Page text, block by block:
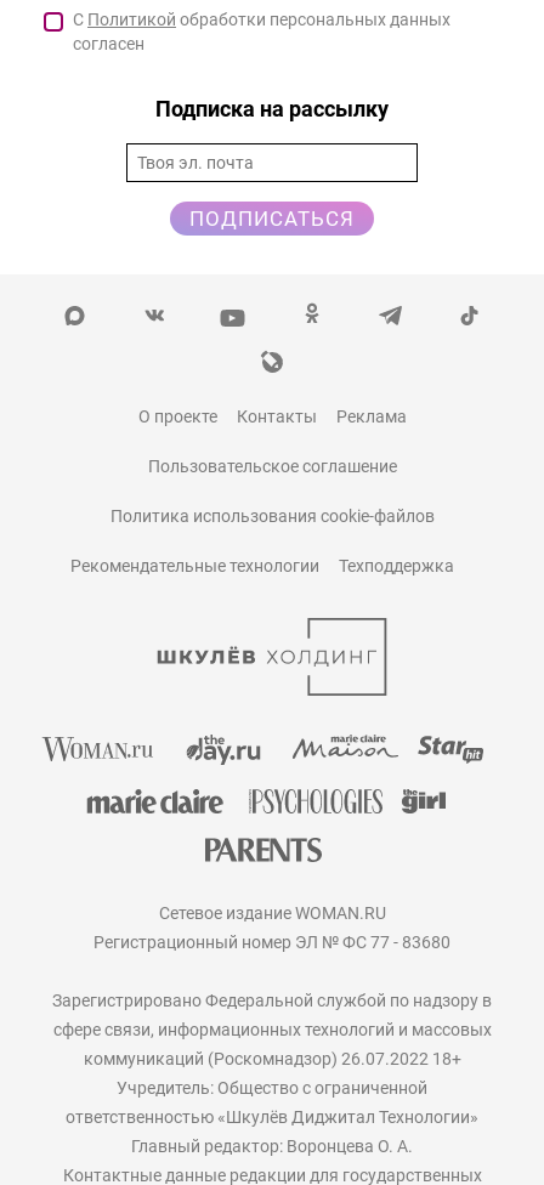
С Политикой обработки персональных данных
согласен
Подписка на рассылку
ПОДПИСАТЬСЯ
О проекте Контакты Реклама
Пользовательское соглашение
Политика использования cookie-файлов
Рекомендательные технологии Техподдержка
Сетевое издание WOMAN.RU
Регистрационный номер ЭЛ № ФС 77 - 83680
Зарегистрировано Федеральной службой по надзору в
сфере связи, информационных технологий и массовых
коммуникаций (Роскомнадзор) 26.07.2022 18+
Учредитель: Общество с ограниченной
ответственностью «Шкулёв Диджитал Технологии»
Главный редактор: Воронцева О. А.
Контактные данные редакции для государственных